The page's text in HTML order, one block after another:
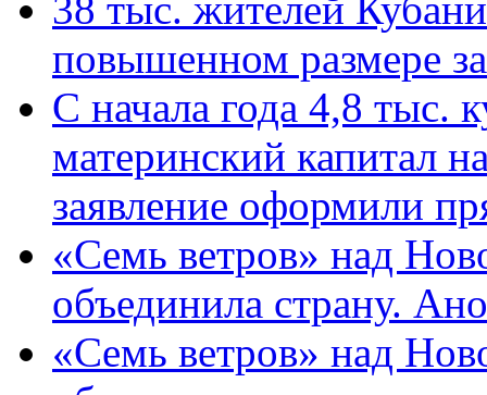
повышенном размере
С начала года 4,8 тыс.
материнский капитал
заявление оформили
«Семь ветров» над
объединила страну.
«Семь ветров» над